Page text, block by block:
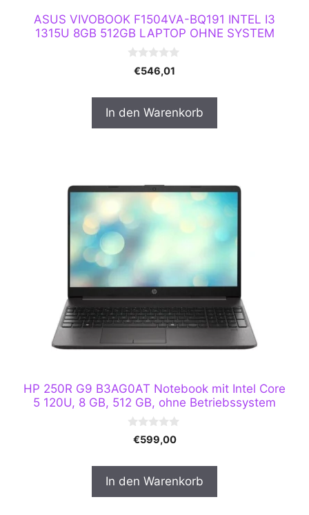
ASUS VIVOBOOK F1504VA-BQ191 INTEL I3
1315U 8GB 512GB LAPTOP OHNE SYSTEM
n
€546,01
In den Warenkorb
HP 250R G9 B3AG0AT Notebook mit Intel Core
5 120U, 8 GB, 512 GB, ohne Betriebssystem
n
€599,00
In den Warenkorb